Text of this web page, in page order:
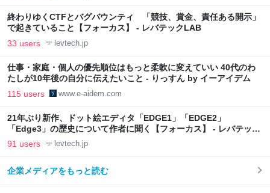
終わりゆくCTFとバグバウンティ 「競技、賞金、責任ある開示」
で起きていること【フォーカス】 - レバテックLAB
33 users levtech.jp
仕事・家庭・個人の優先順位はもっと柔軟に変えていい 40代のわ
たしが10年後の自分に伝えたいこと - りっすん by イーアイデム
115 users www.e-aidem.com
21年ぶり新作、ドット絵エディタ「EDGE1」「EDGE2」
「Edge3」の歴史について作者に聞く【フォーカス】 - レバテック
LAB
91 users levtech.jp
企業メディアをもっと読む